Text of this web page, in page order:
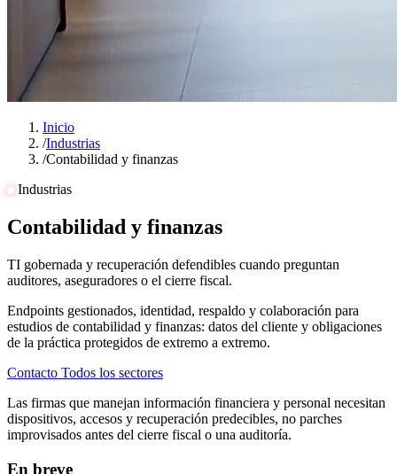
Inicio
/Industrias
/Contabilidad y finanzas
Industrias
Contabilidad y finanzas
TI gobernada y recuperación defendibles cuando preguntan
auditores, aseguradores o el cierre fiscal.
Endpoints gestionados, identidad, respaldo y colaboración para
estudios de contabilidad y finanzas: datos del cliente y obligaciones
de la práctica protegidos de extremo a extremo.
Contacto Todos los sectores
Las firmas que manejan información financiera y personal necesitan
dispositivos, accesos y recuperación predecibles, no parches
improvisados antes del cierre fiscal o una auditoría.
En breve